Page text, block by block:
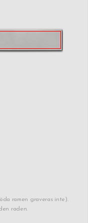
ramen graveras inte).
raden.